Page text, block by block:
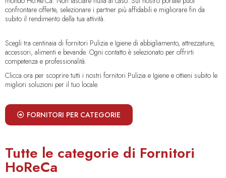
confrontare offerte, selezionare i partner più affidabili e migliorare fin da
subito il rendimento della tua attività.
Scegli tra centinaia di fornitori Pulizia e Igiene di abbigliamento, attrezzature,
accessori, alimenti e bevande. Ogni contatto è selezionato per offrirti
competenza e professionalità.
Clicca ora per scoprire tutti i nostri fornitori Pulizia e Igiene e ottieni subito le
migliori soluzioni per il tuo locale.
FORNITORI PER CATEGORIE
Tutte le categorie di Fornitori
HoReCa